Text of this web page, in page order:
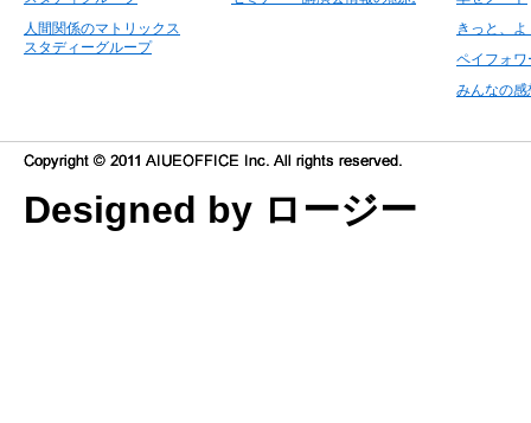
人間関係のマトリックス
スタディーグループ
きっと、
ペイフォワ
みんなの感
Designed by ロージー